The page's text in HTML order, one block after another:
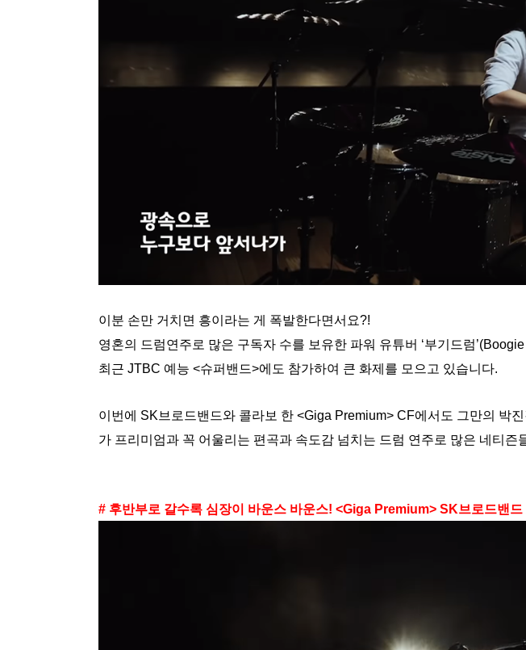
이분 손만 거치면 흥이라는 게 폭발한다면서요?!
영혼의 드럼연주로 많은 구독자 수를 보유한 파워 유튜버 ‘부기드럼
최근 JTBC 예능 <슈퍼밴드>에도 참가하여 큰 화제를 모으고 있습니다.
이번에 SK브로드밴드와 콜라보 한 <Giga Premium> CF에서도 그만의 박
가 프리미엄과 꼭 어울리는 편곡과 속도감 넘치는 드럼 연주로 많은 네티즌
# 후반부로 갈수록 심장이 바운스 바운스! <Giga Premium> SK브로드밴드